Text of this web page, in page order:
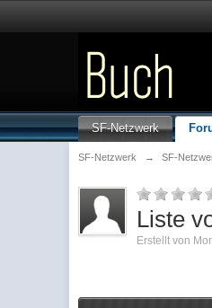
SF-Netzwerk
SF-Netzwerk → SF-
Liste
Erstellt von